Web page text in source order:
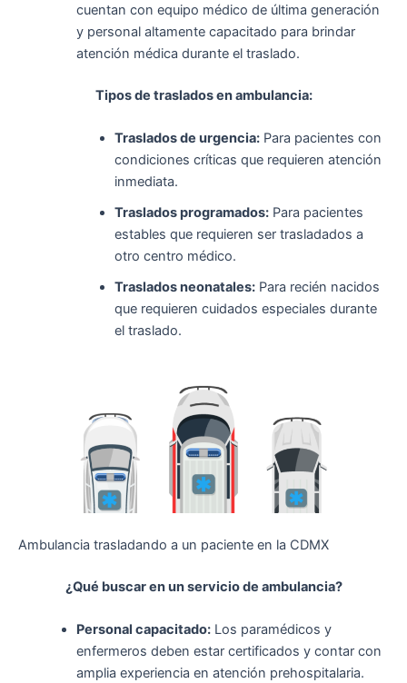
cuentan con equipo médico de última generación
y personal altamente capacitado para brindar
atención médica durante el traslado.
Tipos de traslados en ambulancia:
Traslados de urgencia:Para pacientes con
condiciones críticas que requieren atención
inmediata.
Traslados programados:Para pacientes
estables que requieren ser trasladados a
otro centro médico.
Traslados neonatales:Para recién nacidos
que requieren cuidados especiales durante
el traslado.
Ambulancia trasladando a un paciente en la CDMX
¿Qué buscar en un servicio de ambulancia?
Personal capacitado:Los paramédicos y
enfermeros deben estar certificados y contar con
amplia experiencia en atención prehospitalaria.